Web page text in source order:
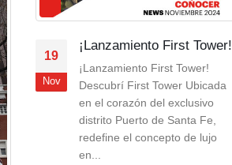
19
Nov
¡Lanzamiento First Tower!
¡Lanzamiento First Tower!
Descubrí First Tower Ubicada
en el corazón del exclusivo
distrito Puerto de Santa Fe,
redefine el concepto de lujo
en...